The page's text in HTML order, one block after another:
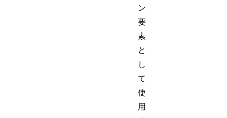
ン
要
素
と
し
て
使
用